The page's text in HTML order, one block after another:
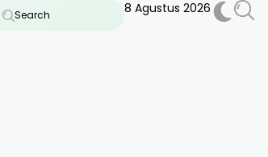
Search 8 Agustus 2026